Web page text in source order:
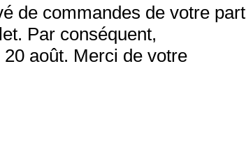
de commandes de votre part
Par conséquent,
août. Merci de votre